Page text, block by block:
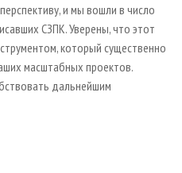
и мы вошли в число
СЗПК. Уверены, что этот
который существенно
масштабных проектов.
дальнейшим